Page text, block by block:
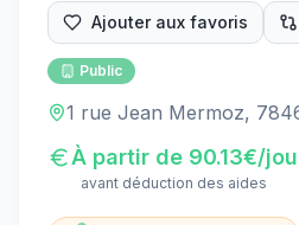
Ajouter aux favoris
Public
1 rue Jean Mermoz,
À partir de 90.13€/
avant déduction des aides